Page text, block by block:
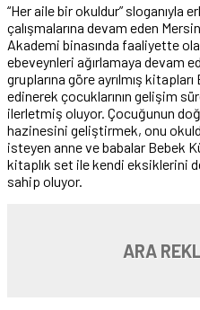
“Her aile bir okuldur” sloganıyla
çalışmalarına devam eden
Akademi binasında faaliyette
ebeveynleri ağırlamaya devam
gruplarına göre ayrılmış
edinerek çocuklarının gelişim
ilerletmiş oluyor. Çocuğunun
hazinesini geliştirmek, onu
isteyen anne ve babalar Bebek
kitaplık set ile kendi eksiklerini
sahip oluyor.
ARA